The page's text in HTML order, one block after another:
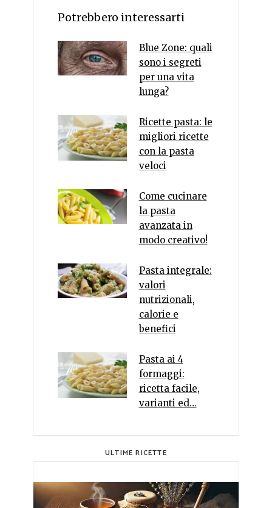
Potrebbero interessarti
Blue Zone: quali
sono i segreti
per una vita
lunga?
Ricette pasta: le
migliori ricette
con la pasta
veloci
Come cucinare
la pasta
avanzata in
modo creativo!
Pasta integrale:
valori
nutrizionali,
calorie e
benefici
Pasta ai 4
formaggi:
ricetta facile,
varianti ed…
ULTIME RICETTE